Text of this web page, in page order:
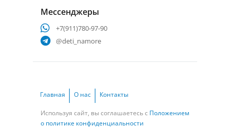
Мессенджеры
+7(911)780-97-90
@deti_namore
Главная О нас Контакты
Используя сайт, вы соглашаетесь с Положением
о политике конфиденциальности